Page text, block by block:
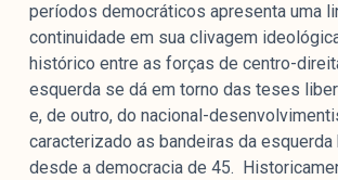
períodos democráticos apresenta uma
continuidade em sua clivagem
histórico entre as forças de centro-
esquerda se dá em torno das teses
e, de outro, do nacional-
caracterizado as bandeiras da
desde a democracia de 45.